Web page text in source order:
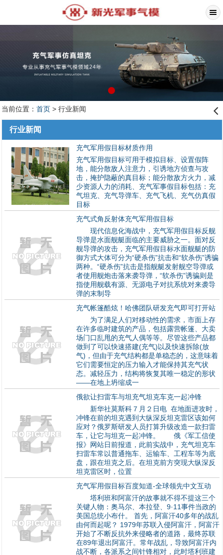
1
当前位置： 首页> 行业新闻 󰊒
行业新闻
充气军用假目标材质作用
充气军用假目标可用于模拟目标、设置假阵
地，能分散敌人注意力，引诱地方侦查与攻
击，掩护隐蔽的真目标；能分散敌方火力，减
少资源人力的消耗、充气军事假目标包括：充
气坦克、充气导弹车、充气飞机、充气仿真假
目标
充气式角反射体充气军用假目标
现代信息化海战中，充气军用假目标反舰
导弹是水面舰艇面临的主要威胁之一。面对反
舰导弹的攻击，充气军用假目标水面舰艇的防
御方式大体可分为“硬杀伤”抗击和“软杀伤”诱骗
两种。“硬杀伤”抗击是指舰艇发射舰空导弹或
者使用舰炮击落来袭导弹，“软杀伤”诱骗则是
指使用舰载有源、无源电子对抗系统对来袭导
弹的末制导
充气帐篷酷炫！哈佛团队研发充气即可打开站
为了满足人们对移动性的需求，市面上存
在许多临时建筑的产品，包括露营帐篷、大卖
场门口乱甩的充气人偶等等。尽管这些产品都
做到了可以快速搭建(充气)以及快速拆除(放
气)，但由于充气结构都是单稳态的，这意味着
它们需要恒定的压力输入才能保持其充气状
态。减轻压力，结构将恢复其唯一稳定的形状
——在地上坍缩成一
俄欲让扫雷车与坦充气坦克车克一起冲锋
新华社莫斯科７月２日电 在地面进攻时，
冲锋在前的坦克遇到大纵深反坦克雷区该如何
应对？俄罗斯研发人员打算升级改造一款扫雷
车，让它与坦克一起冲锋。 俄《军工信使
报》网站日前报道，此前实战中，充气坦克车
扫雷车常以普通拖车、运输车、工程车等为底
盘，跟在坦克之后。在坦克前方突现大纵深反
坦克雷区时，位置
充气军用假目标百度知道-全球领先中文互动
塔利班和阿富汗的故事就不得不提这三个
关键人物：奥马尔、本拉登、9·11事件当政的
美国总统小布什。 首先，阿富汗40多年的战乱
由何而起呢？ 1979年苏联入侵阿富汗，阿富汗
开始了不断反抗外来侵略者的道路，最终苏联
在89年退出阿富汗。常年战乱，导致阿富汗内
战不断，各派系之间针锋相对，此时塔利班建